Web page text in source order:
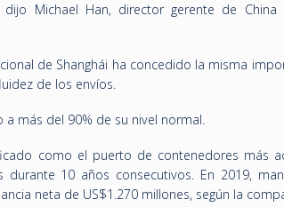
Michael Han, director gerente de China
de Shanghái ha concedido la misma
de los envíos.
más del 90% de su nivel normal.
como el puerto de contenedores más
10 años consecutivos. En 2019,
neta de US$1.270 millones, según la